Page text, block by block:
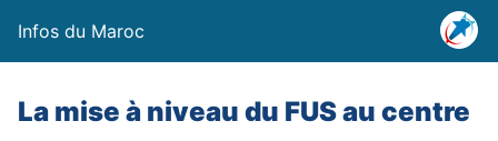
Infos du Maroc
La mise à niveau du FUS au centre